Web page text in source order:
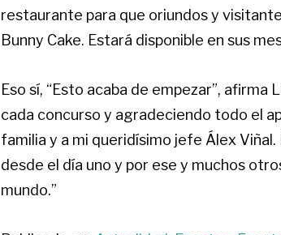
restaurante para que oriundos y
Bunny Cake. Estará disponible en sus
Eso sí, “Esto acaba de empezar”,
cada concurso y agradeciendo todo el
familia y a mi queridísimo jefe Álex
desde el día uno y por ese y muchos
mundo.”